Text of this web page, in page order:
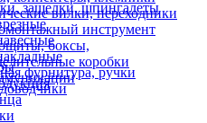
вилки, переходники
инструмент
боксы,
коробки
защелки, шпингалеты
фурнитура, ручки